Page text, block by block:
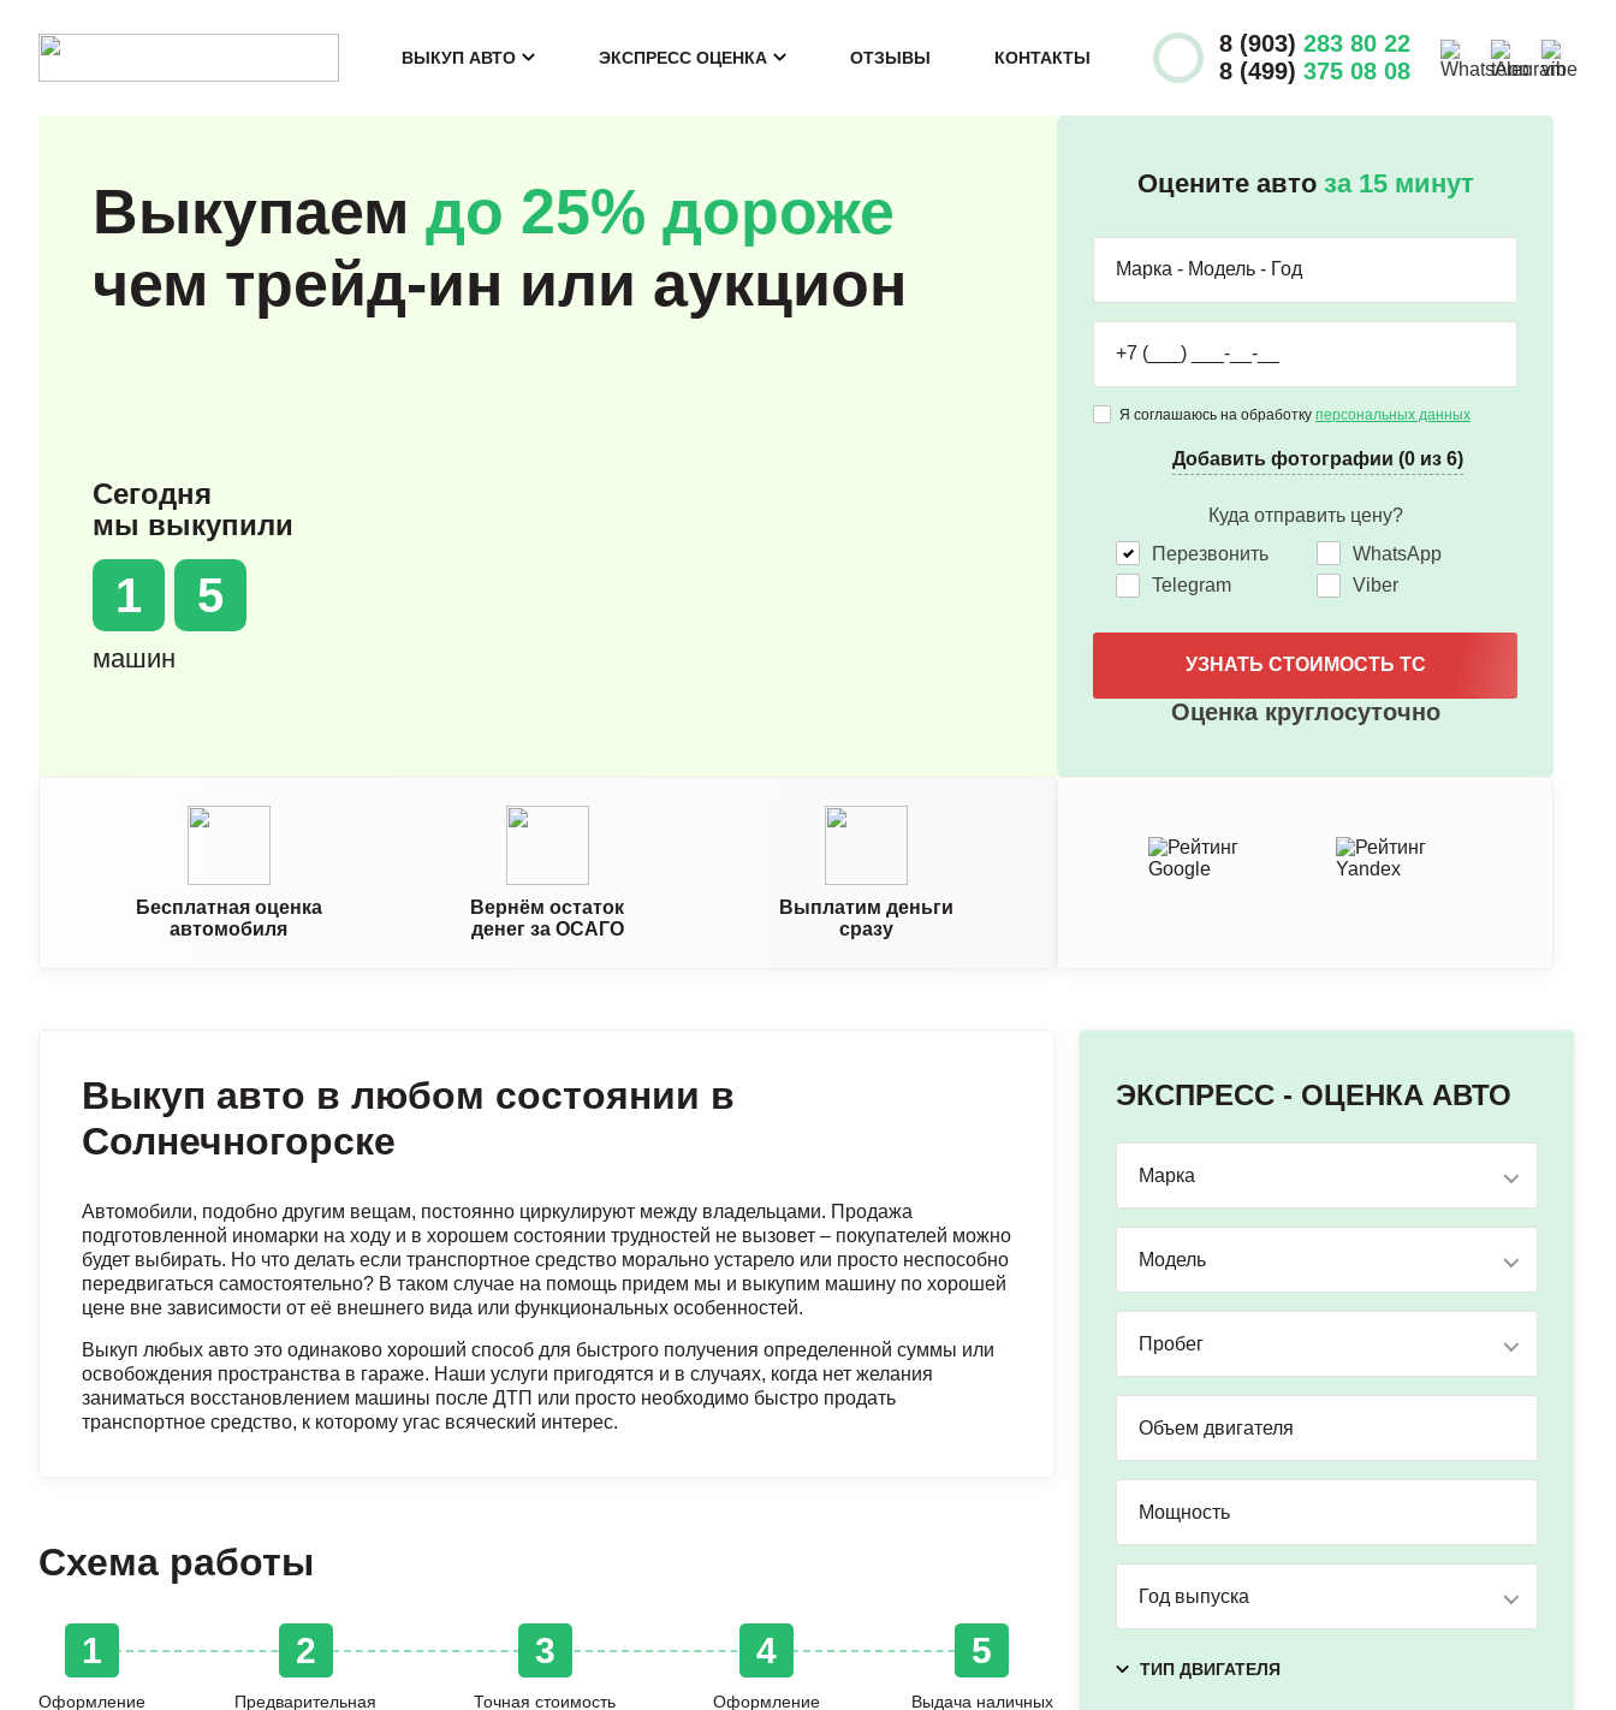
ВЫКУП АВТО ЭКСПРЕСС ОЦЕНКА ОТЗЫВЫ КОНТАКТЫ
8 (903) 283 80 22
8 (499) 375 08 08
Выкупаем до 25% дороже
чем трейд-ин или аукцион
Сегодня
мы выкупили
1 5
машин
Оцените авто за 15 минут
Я соглашаюсь на обработку персональных данных
Добавить фотографии (0 из 6)
Куда отправить цену?
Перезвонить
WhatsApp
Telegram
Viber
УЗНАТЬ СТОИМОСТЬ ТС
Оценка круглосуточно
Бесплатная оценка
автомобиля
Вернём остаток
денег за ОСАГО
Выплатим деньги
сразу
Выкуп авто в любом состоянии в
Солнечногорске
Автомобили, подобно другим вещам, постоянно циркулируют между владельцами. Продажа
подготовленной иномарки на ходу и в хорошем состоянии трудностей не вызовет – покупателей можно
будет выбирать. Но что делать если транспортное средство морально устарело или просто неспособно
передвигаться самостоятельно? В таком случае на помощь придем мы и выкупим машину по хорошей
цене вне зависимости от её внешнего вида или функциональных особенностей.
Выкуп любых авто это одинаково хороший способ для быстрого получения определенной суммы или
освобождения пространства в гараже. Наши услуги пригодятся и в случаях, когда нет желания
заниматься восстановлением машины после ДТП или просто необходимо быстро продать
транспортное средство, к которому угас всяческий интерес.
Схема работы
1
Оформление
2
Предварительная
3
Точная стоимость
4
Оформление
5
Выдача наличных
ЭКСПРЕСС - ОЦЕНКА АВТО
Марка
Модель
Пробег
Год выпуска
ТИП ДВИГАТЕЛЯ